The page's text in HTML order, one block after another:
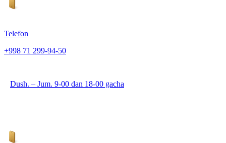
Telefon
+998 71 299-94-50
Dush. – Jum. 9-00 dan 18-00 gacha